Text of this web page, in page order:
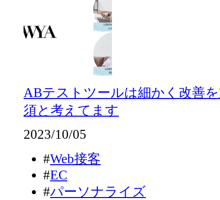
ABテストツールは細かく改善
須と考えてます
2023/10/05
#Web接客
#EC
#パーソナライズ